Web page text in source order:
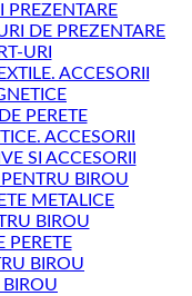
PREZENTARE
DE PREZENTARE
URI
ACCESORII
PERETE
ACCESORII
SI ACCESORII
BIROU
METALICE
BIROU
PERETE
BIROU